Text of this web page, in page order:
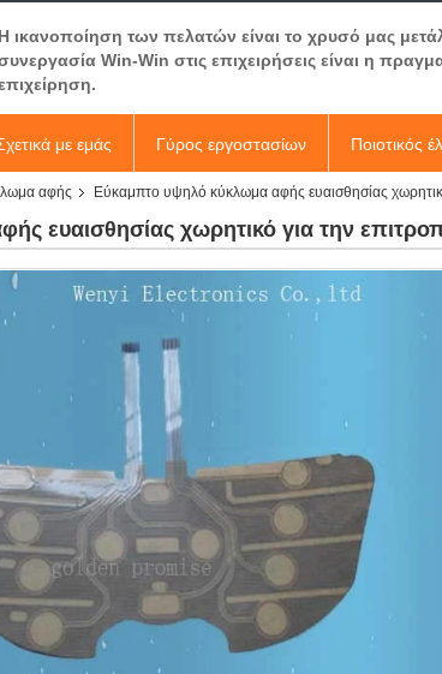
Η ικανοποίηση των πελατών είναι το χρυσό μας
Win-Win στις επιχειρήσεις είναι η
με εμάς Γύρος εργοστασίων Ποιοτικός
αφής Εύκαμπτο υψηλό κύκλωμα αφής ευαισθησίας
ευαισθησίας χωρητικό για την